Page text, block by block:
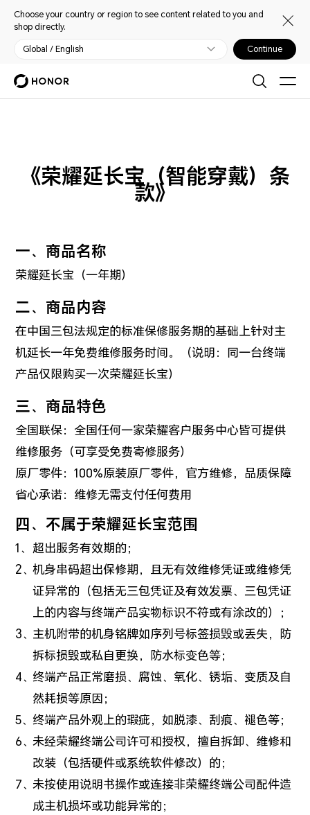
Choose your country or region to see content related to you and
shop directly.
Global / English Continue
《荣耀延长宝（智能穿戴）条
款》
一、商品名称
荣耀延长宝（一年期）
二、商品内容
在中国三包法规定的标准保修服务期的基础上针对主
机延长一年免费维修服务时间。（说明：同一台终端
产品仅限购买一次荣耀延长宝）
三、商品特色
全国联保：全国任何一家荣耀客户服务中心皆可提供
维修服务（可享受免费寄修服务）
原厂零件：100%原装原厂零件，官方维修，品质保障
省心承诺：维修无需支付任何费用
四、不属于荣耀延长宝范围
超出服务有效期的；
机身串码超出保修期，且无有效维修凭证或维修凭
证异常的（包括无三包凭证及有效发票、三包凭证
上的内容与终端产品实物标识不符或有涂改的）；
主机附带的机身铭牌如序列号标签损毁或丢失，防
拆标损毁或私自更换，防水标变色等；
终端产品正常磨损、腐蚀、氧化、锈垢、变质及自
然耗损等原因；
终端产品外观上的瑕疵，如脱漆、刮痕、褪色等；
未经荣耀终端公司许可和授权，擅自拆卸、维修和
改装（包括硬件或系统软件修改）的；
未按使用说明书操作或连接非荣耀终端公司配件造
成主机损坏或功能异常的；